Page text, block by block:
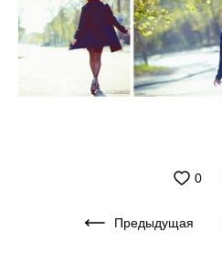
0
Предыдущая